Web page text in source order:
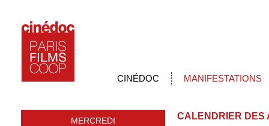
CINÉDOC MANIFESTATIONS
MERCREDI CALENDRIER DES